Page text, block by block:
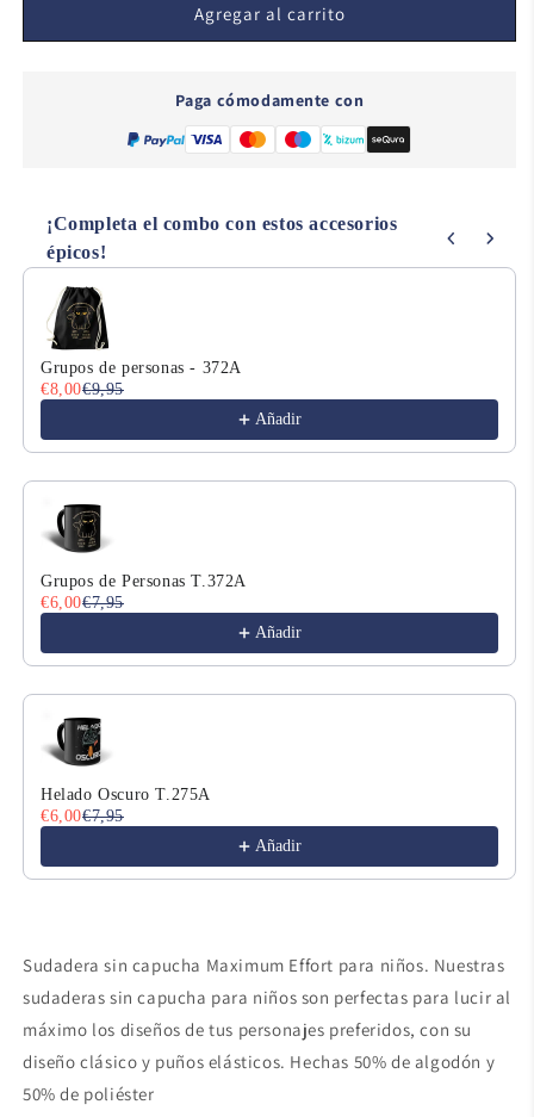
Effort
Maximum
Effort
175
Agregar al carrito
Paga cómodamente con
¡Completa el combo con estos accesorios
épicos!
Use the Previous and Next buttons to navigate through
Grupos de personas - 372A
€8,00€9,95
Añadir
Grupos de Personas T.372A
€6,00€7,95
Añadir
Helado Oscuro T.275A
€6,00€7,95
Añadir
Sudadera sin capucha Maximum Effort para niños. Nuestras
sudaderas sin capucha para niños son perfectas para lucir al
máximo los diseños de tus personajes preferidos, con su
diseño clásico y puños elásticos. Hechas 50% de algodón y
50% de poliéster